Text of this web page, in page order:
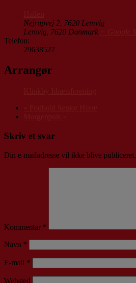
Nejrupvej 2, 7620 Lemvig
Lemvig 7620 Danmark
Telefon:
29638527
Arrangør
Skriv et svar
Din e-mailadresse vil ikke blive publiceret.
Kommentar *
Navn *
E-mail *
Websted